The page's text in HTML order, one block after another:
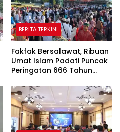
BERITA TERKINI
Fakfak Bersalawat, Ribuan
Umat Islam Padati Puncak
Peringatan 666 Tahun